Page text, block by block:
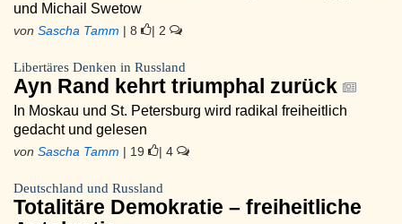
und Michail Swetow
von Sascha Tamm | 8 | 2
Libertäres Denken in Russland
Ayn Rand kehrt triumphal zurück
In Moskau und St. Petersburg wird radikal freiheitlich
gedacht und gelesen
von Sascha Tamm | 19 | 4
Deutschland und Russland
Totalitäre Demokratie – freiheitliche